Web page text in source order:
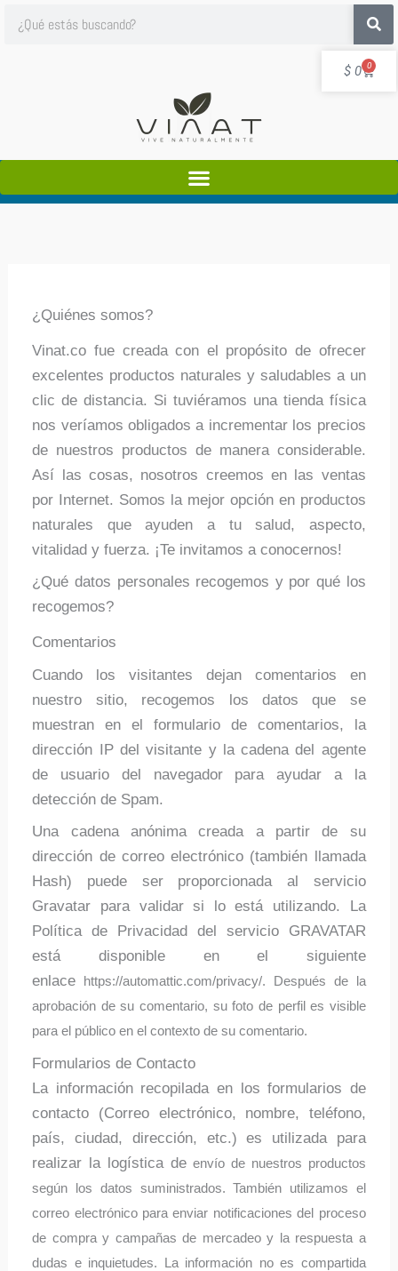
Search
$ 0 0
Cart
¿Quiénes somos?
Vinat.co fue creada con el propósito de ofrecer
excelentes productos naturales y saludables a un
clic de distancia. Si tuviéramos una tienda física
nos veríamos obligados a incrementar los precios
de nuestros productos de manera considerable.
Así las cosas, nosotros creemos en las ventas
por Internet. Somos la mejor opción en productos
naturales que ayuden a tu salud, aspecto,
vitalidad y fuerza. ¡Te invitamos a conocernos!
¿Qué datos personales recogemos y por qué los
recogemos?
Comentarios
Cuando los visitantes dejan comentarios en
nuestro sitio, recogemos los datos que se
muestran en el formulario de comentarios, la
dirección IP del visitante y la cadena del agente
de usuario del navegador para ayudar a la
detección de Spam.
Una cadena anónima creada a partir de su
dirección de correo electrónico (también llamada
Hash) puede ser proporcionada al servicio
Gravatar para validar si lo está utilizando. La
Política de Privacidad del servicio GRAVATAR
está disponible en el siguiente
enlace https://automattic.com/privacy/. Después de la
aprobación de su comentario, su foto de perfil es visible
para el público en el contexto de su comentario.
Formularios de Contacto
La información recopilada en los formularios de
contacto (Correo electrónico, nombre, teléfono,
país, ciudad, dirección, etc.) es utilizada para
realizar la logística de envío de nuestros productos
según los datos suministrados. También utilizamos el
correo electrónico para enviar notificaciones del proceso
de compra y campañas de mercadeo y la respuesta a
dudas e inquietudes. La información no es compartida